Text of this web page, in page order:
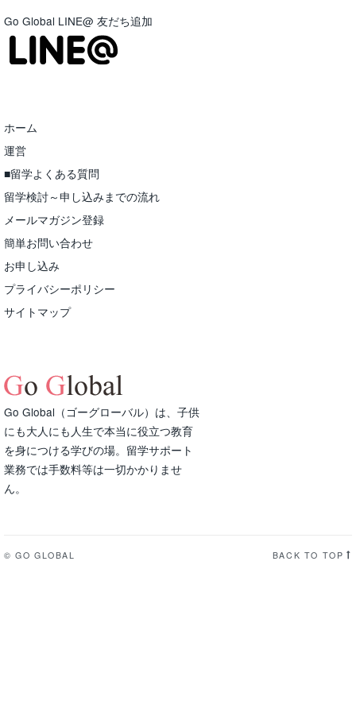
Go Global LINE@ 友だち追加
ホーム
運営
■留学よくある質問
留学検討～申し込みまでの流れ
メールマガジン登録
簡単お問い合わせ
お申し込み
プライバシーポリシー
サイトマップ
Go Global（ゴーグローバル）は、子供
にも大人にも人生で本当に役立つ教育
を身につける学びの場。留学サポート
業務では手数料等は一切かかりませ
ん。
© GO GLOBAL BACK TO TOP